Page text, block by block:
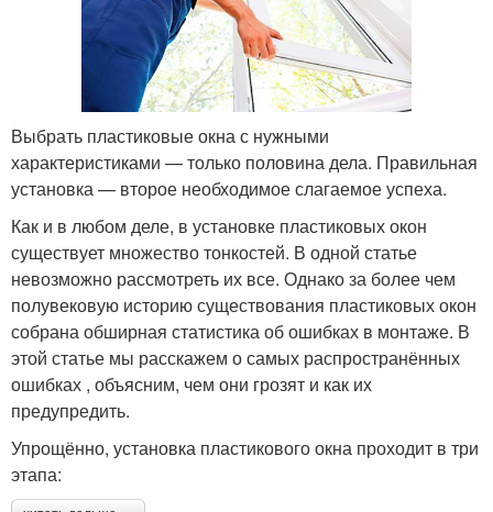
Выбрать пластиковые окна с нужными
характеристиками — только половина дела. Правильная
установка — второе необходимое слагаемое успеха.
Как и в любом деле, в установке пластиковых окон
существует множество тонкостей. В одной статье
невозможно рассмотреть их все. Однако за более чем
полувековую историю существования пластиковых окон
собрана обширная статистика об ошибках в монтаже. В
этой статье мы расскажем о самых распространённых
ошибках , объясним, чем они грозят и как их
предупредить.
Упрощённо, установка пластикового окна проходит в три
этапа: